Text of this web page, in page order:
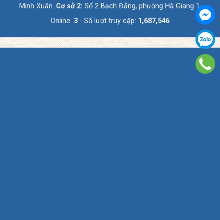
Minh Xuân. Cơ sở 2: Số 2 Bạch Đằng, phường Hà Giang 1.
Online: 3 - Số lượt truy cập: 1,687,546